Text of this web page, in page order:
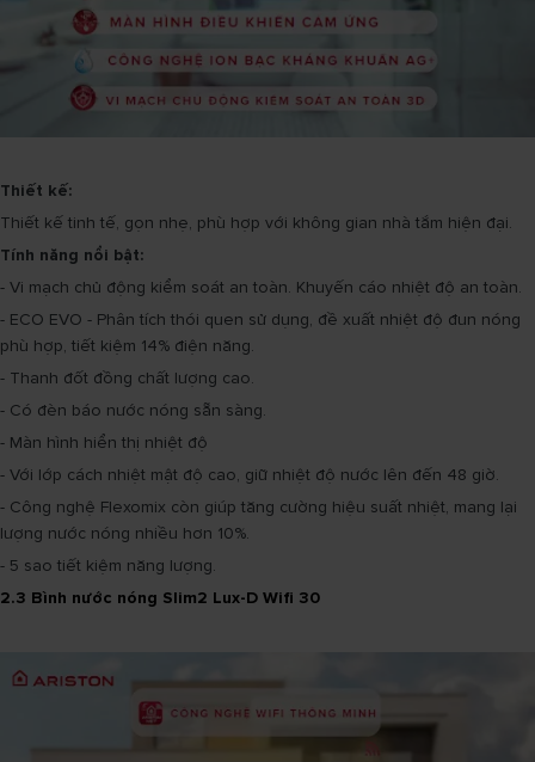
Thiết kế:
Thiết kế tinh tế, gọn nhẹ, phù hợp với không gian nhà tắm hiện đại.
Tính năng nổi bật:
- Vi mạch chủ động kiểm soát an toàn. Khuyến cáo nhiệt độ an toàn.
- ECO EVO - Phân tích thói quen sử dụng, đề xuất nhiệt độ đun nóng
phù hợp, tiết kiệm 14% điện năng.
- Thanh đốt đồng chất lượng cao.
- Có đèn báo nước nóng sẵn sàng.
- Màn hình hiển thị nhiệt độ
- Với lớp cách nhiệt mật độ cao, giữ nhiệt độ nước lên đến 48 giờ.
- Công nghệ Flexomix còn giúp tăng cường hiệu suất nhiệt, mang lại
lượng nước nóng nhiều hơn 10%.
- 5 sao tiết kiệm năng lượng.
2.3 Bình nước nóng Slim2 Lux-D Wifi 30